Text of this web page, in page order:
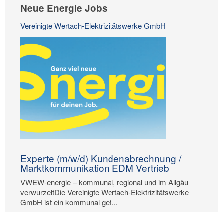
Neue Energie Jobs
Vereinigte Wertach-Elektrizitätswerke GmbH
Experte (m/w/d) Kundenabrechnung /
Marktkommunikation EDM Vertrieb
VWEW-energie – kommunal, regional und im Allgäu
verwurzeltDie Vereinigte Wertach-Elektrizitätswerke
GmbH ist ein kommunal get...